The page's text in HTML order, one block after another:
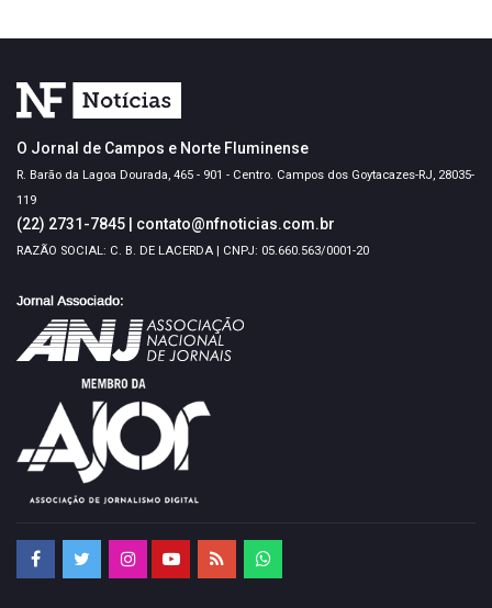
O Jornal de Campos e Norte Fluminense
R. Barão da Lagoa Dourada, 465 - 901 - Centro. Campos dos Goytacazes-RJ, 28035-
119
(22) 2731-7845 contato@nfnoticias.com.br
RAZÃO SOCIAL: C. B. DE LACERDA | CNPJ: 05.660.563/0001-20